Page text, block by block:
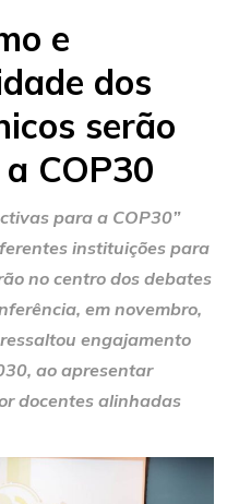
e
dos
serão
COP30
para a COP30”
instituições para
no centro dos debates
em novembro,
engajamento
ao apresentar
docentes alinhadas